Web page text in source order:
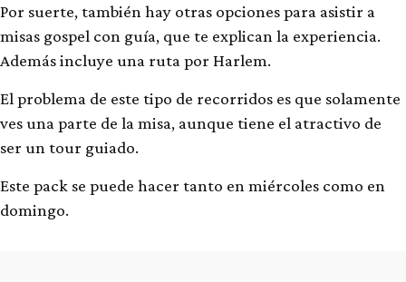
Por suerte, también hay otras opciones para asistir a
misas gospel con guía, que te explican la experiencia.
Además incluye una ruta por Harlem.
El problema de este tipo de recorridos es que solamente
ves una parte de la misa, aunque tiene el atractivo de
ser un tour guiado.
Este pack se puede hacer tanto en miércoles como en
domingo.